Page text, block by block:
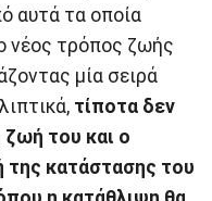
αυτά τα οποία
νέος τρόπος ζωής
μία σειρά
τίποτα δεν
ζωή του και ο
κατάστασης του